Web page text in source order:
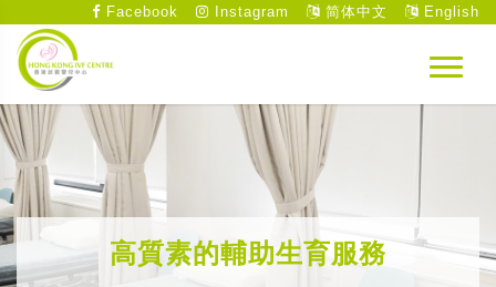
Facebook Instagram 简体中文 English
高質素的輔助生育服務